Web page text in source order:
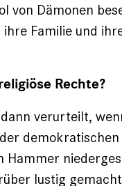
von Dämonen
Familie und
Rechte?
verurteilt,
Hammer
lustig